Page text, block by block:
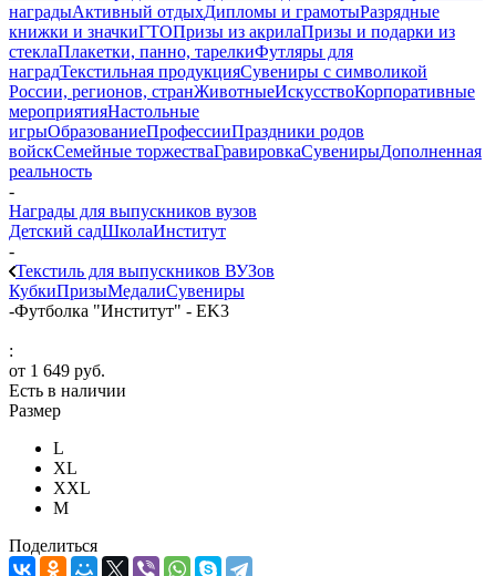
наградыАктивный отдыхДипломы и грамотыРазрядные
книжки и значкиГТОПризы из акрилаПризы и подарки из
стеклаПлакетки, панно, тарелкиФутляры для
наградТекстильная продукцияСувениры с символикой
России, регионов, странЖивотныеИскусствоКорпоративные
мероприятияНастольные
игрыОбразованиеПрофессииПраздники родов
войскСемейные торжестваГравировкаСувенирыДополненная
реальность
-
Награды для выпускников вузов
Детский садШколаИнститут
-
Текстиль для выпускников ВУЗов
КубкиПризыМедалиСувениры
-Футболка "Институт" - EK3
:
от 1 649 руб.
Есть в наличии
Размер
L
XL
XXL
М
Поделиться